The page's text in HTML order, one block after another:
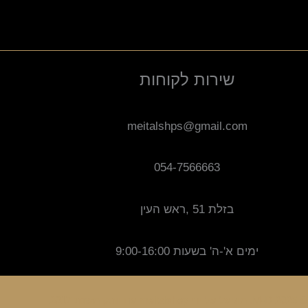
שירות לקוחות
meitalshps@gmail.com
054-7566663
בזלת 51 ,ראש העין
ימים א'-ה' בשעות 9:00-16:00